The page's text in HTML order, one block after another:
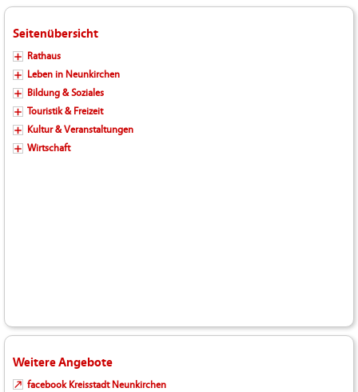
Seitenübersicht
Rathaus
Leben in Neunkirchen
Bildung & Soziales
Touristik & Freizeit
Kultur & Veranstaltungen
Wirtschaft
Weitere Angebote
facebook Kreisstadt Neunkirchen